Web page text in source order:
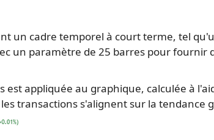
un cadre temporel à court terme, tel
un paramètre de 25 barres pour
appliquée au graphique, calculée à
transactions s'alignent sur la tendance